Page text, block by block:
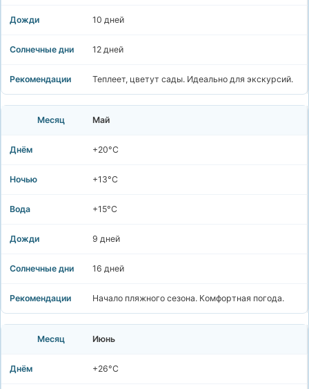
10 дней
12 дней
Теплеет, цветут сады. Идеально для экскурсий.
Май
+20°C
+13°C
+15°C
9 дней
16 дней
Начало пляжного сезона. Комфортная погода.
Июнь
+26°C